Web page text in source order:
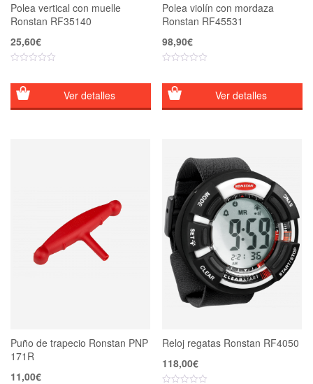
Polea vertical con muelle
Ronstan RF35140
25,60€
Ver detalles
Polea violín con mordaza
Ronstan RF45531
98,90€
Ver detalles
Puño de trapecio Ronstan PNP
171R
11,00€
Reloj regatas Ronstan RF4050
118,00€